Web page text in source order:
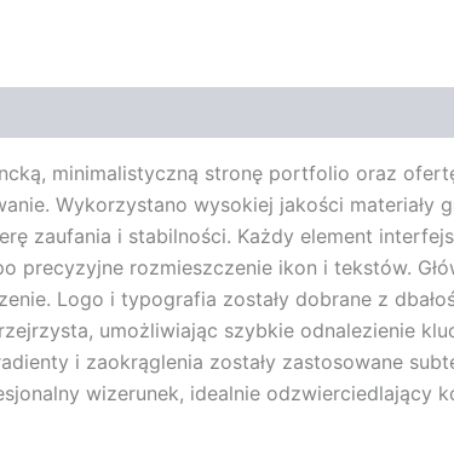
minimalistyczną stronę portfolio oraz
Wykorzystano wysokiej jakości materiały
zaufania i stabilności. Każdy element
precyzyjne rozmieszczenie ikon i tekstów.
Logo i typografia zostały dobrane z
umożliwiając szybkie odnalezienie
i zaokrąglenia zostały zastosowane
wizerunek, idealnie odzwierciedlający